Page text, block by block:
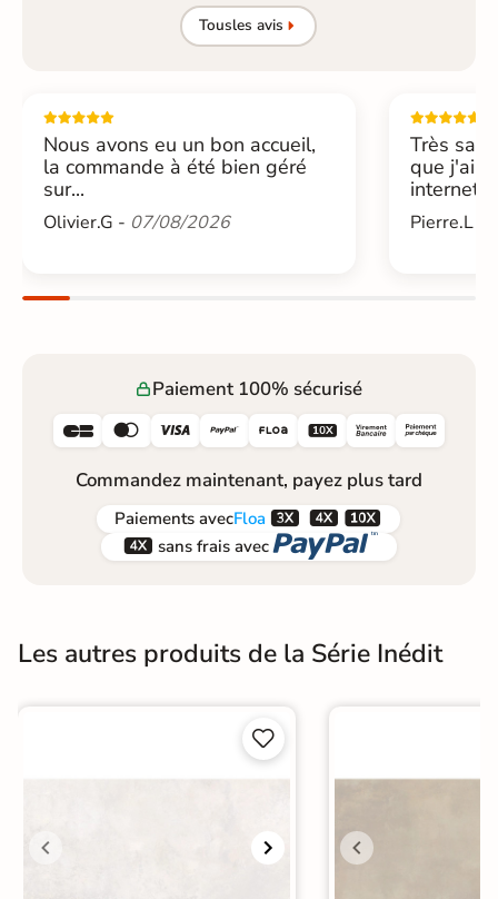
Tousles avis
Nous avons eu un bon accueil,
la commande à été bien géré
sur...
Olivier.G - 07/08/2026
Très
que j'ai
internet....
Pierre.L -
Paiement 100% sécurisé
     
Commandez maintenant, payez plus tard
Paiements avecFloa  
 sans frais avec 
Les autres produits de la Série Inédit

